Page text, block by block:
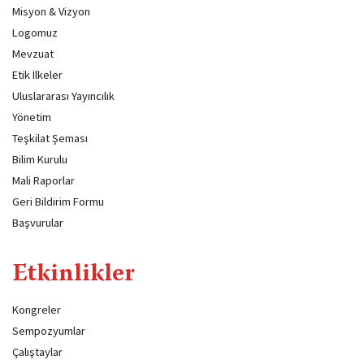
Misyon & Vizyon
Logomuz
Mevzuat
Etik İlkeler
Uluslararası Yayıncılık
Yönetim
Teşkilat Şeması
Bilim Kurulu
Mali Raporlar
Geri Bildirim Formu
Başvurular
Etkinlikler
Kongreler
Sempozyumlar
Çalıştaylar